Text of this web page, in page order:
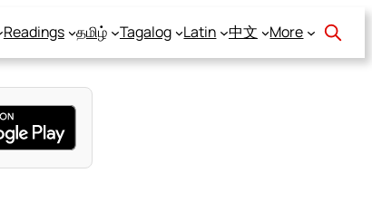
Readings தமிழ் Tagalog Latin 中文 More